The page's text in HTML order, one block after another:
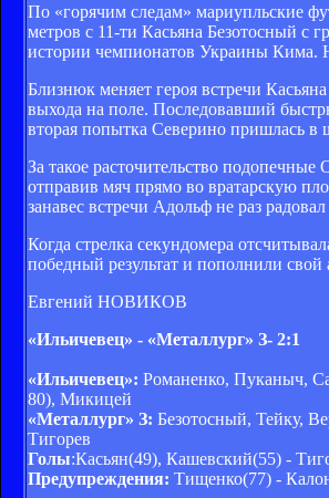
По «горячим следам» мариупльские
метров с 11-ти Касьяна Безотосный с
истории чемпионатов Украины Кима.
Близнюк меняет героя встречи
выхода на поле. Последовавший
вторая попытка Северино пришлась в
За такое расточительство
отправив мяч прямо во вратарскую
занавес встречи Адольф не раз
Когда стрелка секундомера
победный результат и пополнили
Евгений НОВИКОВ
«Ильичевец» - «Металлург» З- 2:1
«Ильичевец»: Романенко, Пуканыч,
80), Микицей
«Металлург» З: Безотосный, Тейку,
Тигорев
Голы:Касьян(49), Кашевский(55) -
Предупреждения: Тищенко(77) -